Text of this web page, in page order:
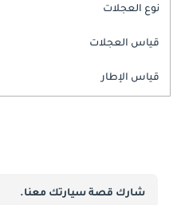
نوع العجلات
قياس العجلات
قياس الإطار
شارك قصة سيارتك معنا.